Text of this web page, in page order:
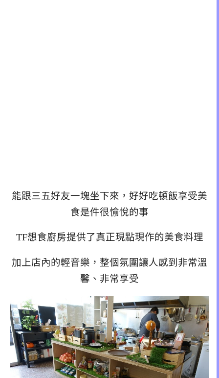
能跟三五好友一塊坐下來，好好吃頓飯享受美
食是件很愉悅的事
TF想食廚房提供了真正現點現作的美食料理
加上店內的輕音樂，整個氛圍讓人感到非常溫
馨、非常享受